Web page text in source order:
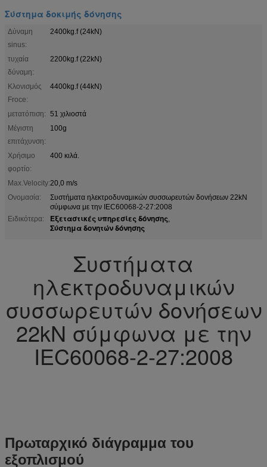
Σύστημα δοκιμής δόνησης
Δύναμη
sinus:
2400kg.f (24kN)
τυχαία
δύναμη:
2200kg.f (22kN)
Κλονισμός
Froce:
4400kg.f (44kN)
μετατόπιση: 51 χιλιοστά
Μέγιστη
επιτάχυνση:
100g
Χρήσιμο
φορτίο:
400 κιλά.
Max.Velocity:20,0 m/s
Ονομασία:
Συστήματα ηλεκτροδυναμικών συσσωρευτών δονήσεων 22kN
σύμφωνα με την IEC60068-2-27:2008
Ειδικότερα:
Εξεταστικές υπηρεσίες δόνησης,
Σύστημα δονητών δόνησης
Συστήματα
ηλεκτροδυναμικών
συσσωρευτών δονήσεων
22kN σύμφωνα με την
IEC60068-2-27:2008
Πρωταρχικό διάγραμμα του
εξοπλισμού